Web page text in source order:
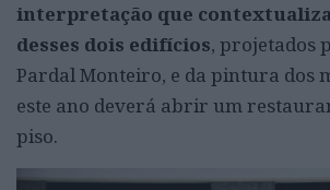
interpretação que
desses dois edifícios, projetados
Pardal Monteiro, e da pintura dos
este ano deverá abrir um
piso.